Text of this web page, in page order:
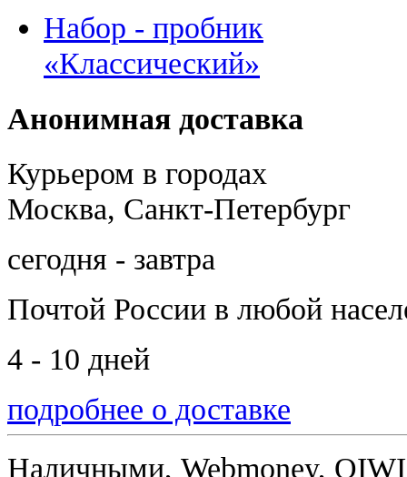
Набор - пробник
«Классический»
Анонимная доставка
Курьером в городах
Москва, Санкт-Петербург
сегодня - завтра
Почтой России в любой
4 - 10 дней
подробнее о доставке
Наличными, Webmoney,